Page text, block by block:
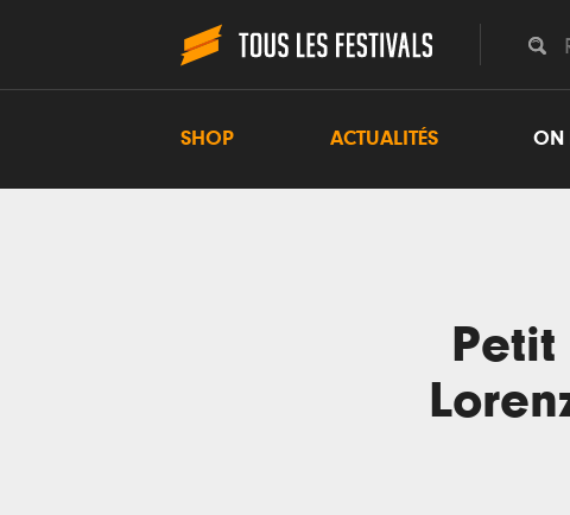
SHOP ACTUALITÉS ON